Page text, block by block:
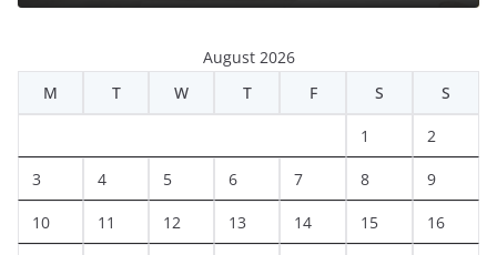
August 2026
M
T W T F S S
1 2
3 4 5 6 7 8 9
10 11 12 13 14 15 16